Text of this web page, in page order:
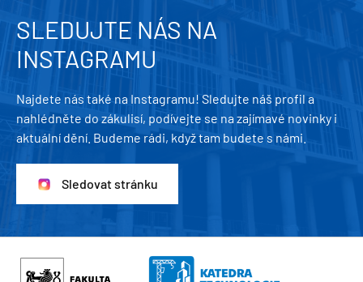
SLEDUJTE NÁS NA
INSTAGRAMU
Najdete nás také na Instagramu! Sledujte náš profil a
nahlédněte do zákulisí, podívejte se na zajímavé novinky i
aktuální dění. Budeme rádi, když tam budete s námi.
Sledovat stránku